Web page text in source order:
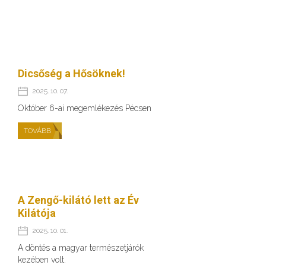
Dicsőség a Hősöknek!
2025. 10. 07.
Október 6-ai megemlékezés Pécsen
TOVÁBB
A Zengő-kilátó lett az Év
Kilátója
2025. 10. 01.
A döntés a magyar természetjárók
kezében volt.